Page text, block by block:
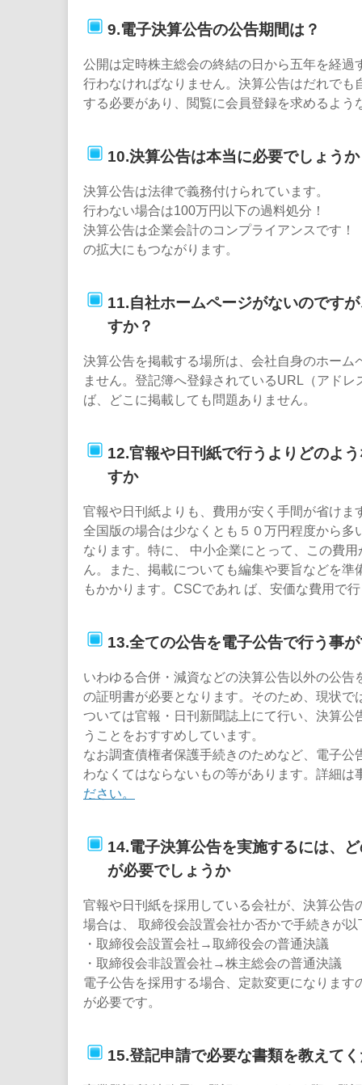
9.電子決算公告の公告期間は？
公開は定時株主総会の終結の日から五年を経過
行わなければなりません。決算公告はだれでも
する必要があり、閲覧に会員登録を求めるよう
10.決算公告は本当に必要でしょう
決算公告は法律で義務付けられています。
行わない場合は100万円以下の過料処分！
決算公告は企業会計のコンプライアンスです
の拡大にもつながります。
11.自社ホームページがないのです
すか？
決算公告を掲載する場所は、会社自身のホーム
ません。登記簿へ登録されているURL（アドレ
ば、どこに掲載しても問題ありません。
12.官報や日刊紙で行うよりどのよ
すか
官報や日刊紙よりも、費用が安く手間が省けま
全国版の場合は少なくとも５０万円程度から多
なります。特に、 中小企業にとって、この費
ん。また、掲載についても編集や要旨などを準
もかかります。CSCであれ ば、安価な費用で
13.全ての公告を電子公告で行う事
いわゆる合併・減資などの決算公告以外の公告
の証明書が必要となります。そのため、現状で
ついては官報・日刊新聞誌上にて行い、決算公
うことをおすすめしています。
なお調査債権者保護手続きのためなど、電子公
わなくてはならないもの等があります。詳細は
ださい。
14.電子決算公告を実施するには、
が必要でしょうか
官報や日刊紙を採用している会社が、決算公告
場合は、 取締役会設置会社か否かで手続きが
・取締役会設置会社→取締役会の普通決議
・取締役会非設置会社→株主総会の普通決議
電子公告を採用する場合、定款変更になります
が必要です。
15.登記申請で必要な書類を教えて